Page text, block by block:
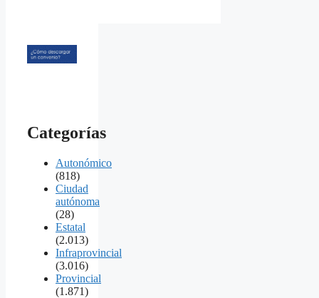
Categorías
Autonómico
(818)
Ciudad
autónoma
(28)
Estatal
(2.013)
Infraprovincial
(3.016)
Provincial
(1.871)